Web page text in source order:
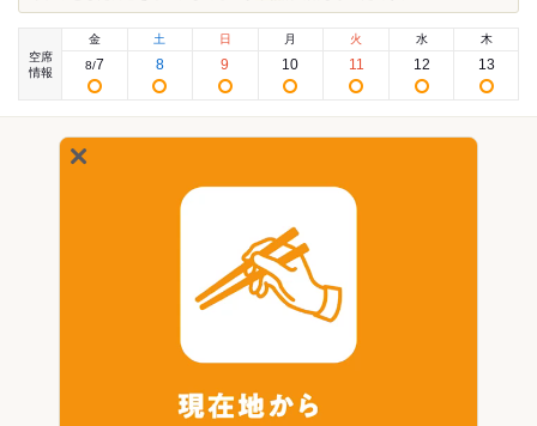
空席
情報
金
8/7
土
8
日
9
月
10
火
11
水
12
木
13